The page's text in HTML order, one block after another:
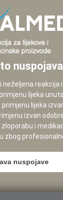
reakcija
lijeka
lijeka
izvan
zloporabu i
zbog
nuspojave